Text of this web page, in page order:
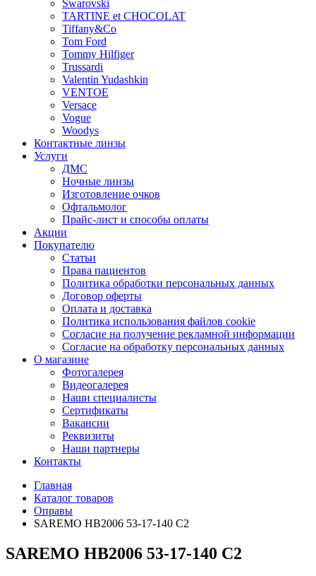
Swarovski
TARTINE et CHOCOLAT
Tiffany&Co
Tom Ford
Tommy Hilfiger
Trussardi
Valentin Yudashkin
VENTOE
Versace
Vogue
Woodys
Контактные линзы
Услуги
ДМС
Ночные линзы
Изготовление очков
Офтальмолог
Прайс-лист и способы оплаты
Акции
Покупателю
Статьи
Права пациентов
Политика обработки персональных данных
Договор оферты
Оплата и доставка
Политика использования файлов cookie
Согласие на получение рекламной информации
Согласие на обработку персональных данных
О магазине
Фотогалерея
Видеогалерея
Наши специалисты
Сертификаты
Вакансии
Реквизиты
Наши партнеры
Контакты
Главная
Каталог товаров
Оправы
SAREMO НВ2006 53-17-140 С2
SAREMO НВ2006 53-17-140 С2